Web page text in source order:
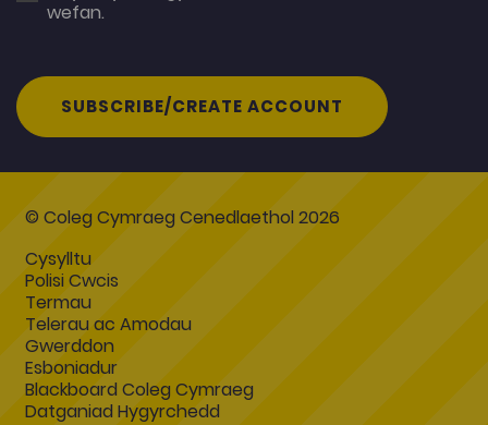
wefan.
SUBSCRIBE/CREATE ACCOUNT
© Coleg Cymraeg Cenedlaethol 2026
Cysylltu
Polisi Cwcis
Termau
Telerau ac Amodau
Gwerddon
Esboniadur
Blackboard Coleg Cymraeg
Datganiad Hygyrchedd